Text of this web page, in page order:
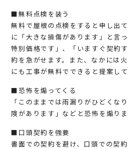
■無料点検を装う
無料で屋根の点検をすると申し出
に「大きな損傷があります」と言
特別価格です」、「いますぐ契約
約を急がせます。また、なかには
にも工事が無料でできると提案し
■恐怖を煽ってくる
「このままでは雨漏りがひどくな
険があります」などと恐怖を煽りま
■口頭契約を強要
書面での契約を避け、口頭での契